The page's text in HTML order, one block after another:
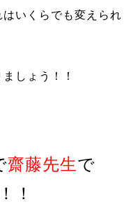
いくらでも変えられ
しょう！！
齋藤先生で
！